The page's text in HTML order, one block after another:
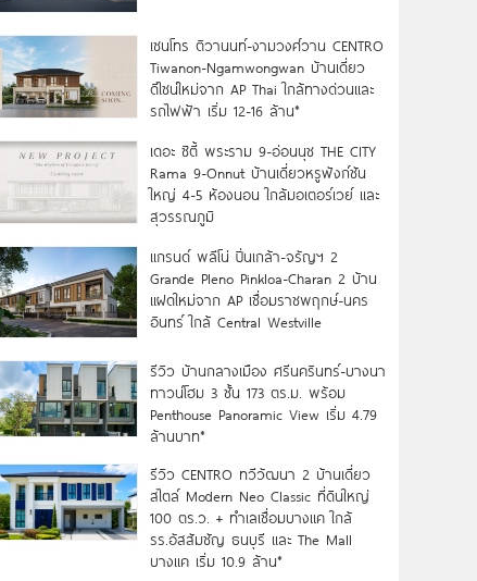
เซนโทร ติวานนท์-งามวงศ์วาน CENTRO
Tiwanon-Ngamwongwan บ้านเดี่ยว
ดีไซน์ใหม่จาก AP Thai ใกล้ทางด่วนและ
รถไฟฟ้า เริ่ม 12-16 ล้าน*
เดอะ ซิตี้ พระราม 9-อ่อนนุช THE CITY
Rama 9-Onnut บ้านเดี่ยวหรูฟังก์ชัน
ใหญ่ 4-5 ห้องนอน ใกล้มอเตอร์เวย์ และ
สุวรรณภูมิ
แกรนด์ พลีโน่ ปิ่นเกล้า-จรัญฯ 2
Grande Pleno Pinkloa-Charan 2 บ้าน
แฝดใหม่จาก AP เชื่อมราชพฤกษ์-นคร
อินทร์ ใกล้ Central Westville
รีวิว บ้านกลางเมือง ศรีนครินทร์-บางนา
ทาวน์โฮม 3 ชั้น 173 ตร.ม. พร้อม
Penthouse Panoramic View เริ่ม 4.79
ล้านบาท*
รีวิว CENTRO ทวีวัฒนา 2 บ้านเดี่ยว
สไตล์ Modern Neo Classic ที่ดินใหญ่
100 ตร.ว. + ทำเลเชื่อมบางแค ใกล้
รร.อัสสัมชัญ ธนบุรี และ The Mall
บางแค เริ่ม 10.9 ล้าน*